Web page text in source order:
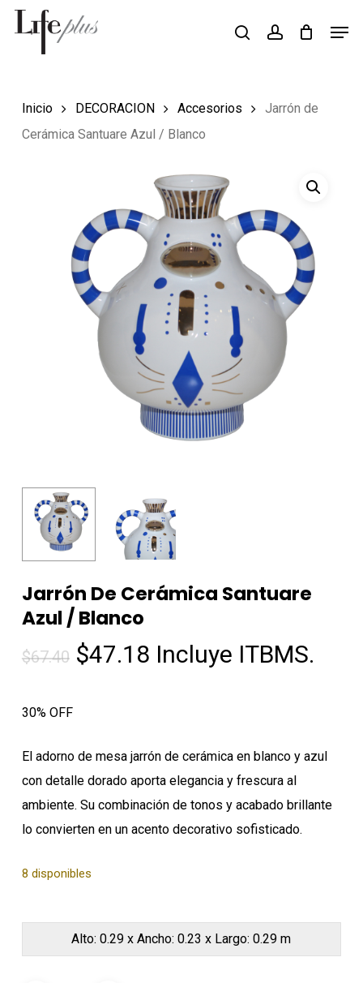
Skip
Búsqueda
productos
searchaccount
Inicio DECORACION Accesorios
Jarrón de
Cerámica Santuare Azul / Blanco
Jarrón De Cerámica Santuare
Azul / Blanco
$67.40 El
$67.40.
$47.18El
$47.18.
Incluye ITBMS.
30% OFF
El adorno de mesa jarrón de cerámica en blanco y azul
con detalle dorado aporta elegancia y frescura al
ambiente. Su combinación de tonos y acabado brillante
lo convierten en un acento decorativo sofisticado.
8 disponibles
Alto: 0.29 x Ancho: 0.23 x Largo: 0.29 m